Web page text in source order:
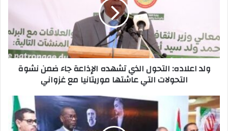
ولد اعلاده: التحول الذي تشهده الإذاعة جاء ضمن نشوة
التحولات التي عاشتها موريتانيا مع غزواني